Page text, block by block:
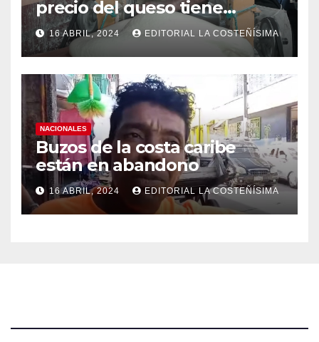
precio del queso tiene
efectos a las Panaderias
16 ABRIL, 2024 EDITORIAL LA COSTEÑÍSIMA
NACIONALES
Buzos de la costa caribe
están en abandono
16 ABRIL, 2024 EDITORIAL LA COSTEÑÍSIMA